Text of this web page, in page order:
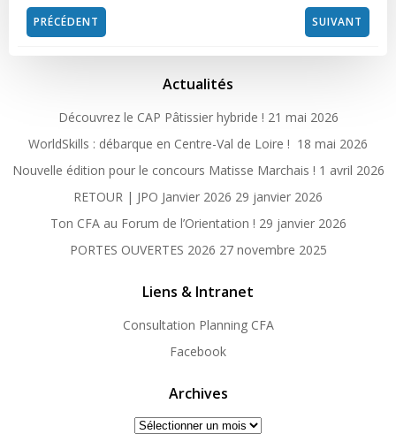
Post
navigation
PRÉCÉDENT
navigation
SUIVANT
Actualités
Découvrez le CAP Pâtissier hybride ! 21 mai 2026
WorldSkills : débarque en Centre-Val de Loire ! 18 mai 2026
Nouvelle édition pour le concours Matisse Marchais ! 1 avril 2026
RETOUR | JPO Janvier 2026 29 janvier 2026
Ton CFA au Forum de l’Orientation ! 29 janvier 2026
PORTES OUVERTES 2026 27 novembre 2025
Liens & Intranet
Consultation Planning CFA
Facebook
Archives
Archives